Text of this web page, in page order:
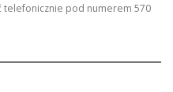
telefonicznie pod numerem 570